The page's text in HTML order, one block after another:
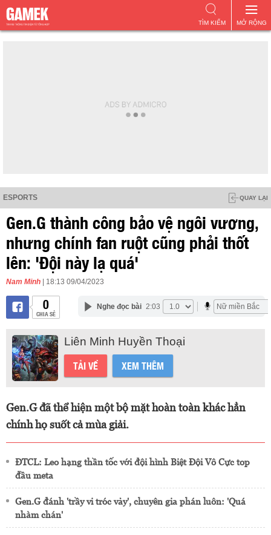
MỞ RỘNG
TÌM KIẾM
ESPORTS QUAY LẠI
Gen.G thành công bảo vệ ngôi vương,
nhưng chính fan ruột cũng phải thốt
lên: 'Đội này lạ quá'
Nam Minh | 18:13 09/04/2023
0
CHIA SẺ
Nghe đọc bài 2:03
Liên Minh Huyền Thoại
TẢI VỀ XEM THÊM
Gen.G đã thể hiện một bộ mặt hoàn toàn khác hẳn
chính họ suốt cả mùa giải.
ĐTCL: Leo hạng thần tốc với đội hình Biệt Đội Vô Cực top
đầu meta
Gen.G đánh 'trầy vi tróc vảy', chuyên gia phán luôn: 'Quá
nhàm chán'